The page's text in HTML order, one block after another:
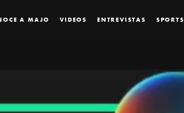
A MAJO VIDEOS ENTREVISTAS SPORTS